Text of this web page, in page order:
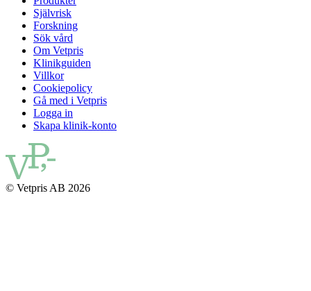
Självrisk
Forskning
Sök vård
Om Vetpris
Klinikguiden
Villkor
Cookiepolicy
Gå med i Vetpris
Logga in
Skapa klinik-konto
© Vetpris AB 2026